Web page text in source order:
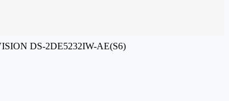
DS-2DE5232IW-AE(S6)